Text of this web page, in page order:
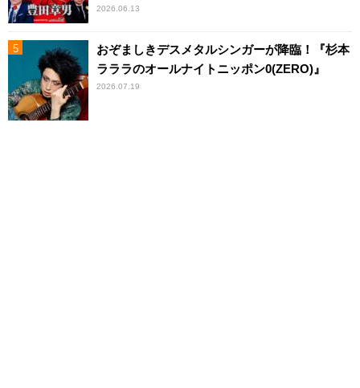
2026.06.13
おぞましきデスメタルシンガーが降臨！『杉本
ラララのオールナイトニッポン0(ZERO)』
2026.07.19